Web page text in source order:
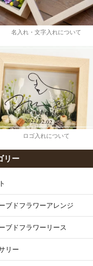
名入れ・文字入れについて
ロゴ入れについて
リー
ブドフラワーアレンジ
ブドフラワーリース
リー